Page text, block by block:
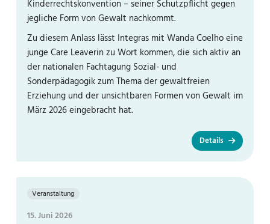
Kinderrechtskonvention – seiner Schutzpflicht gegen
jegliche Form von Gewalt nachkommt.
Zu diesem Anlass lässt Integras mit Wanda Coelho eine
junge Care Leaverin zu Wort kommen, die sich aktiv an
der nationalen Fachtagung Sozial- und
Sonderpädagogik zum Thema der gewaltfreien
Erziehung und der unsichtbaren Formen von Gewalt im
März 2026 eingebracht hat.
Details
Veranstaltung
15. Juni 2026